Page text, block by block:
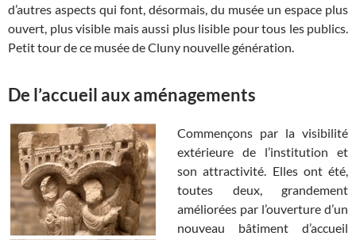
d’autres aspects qui font, désormais, du musée un espace plus
ouvert, plus visible mais aussi plus lisible pour tous les publics.
Petit tour de ce musée de Cluny nouvelle génération.
De l’accueil aux aménagements
Commençons par la visibilité
extérieure de l’institution et
son attractivité. Elles ont été,
toutes deux, grandement
améliorées par l’ouverture d’un
nouveau bâtiment d’accueil